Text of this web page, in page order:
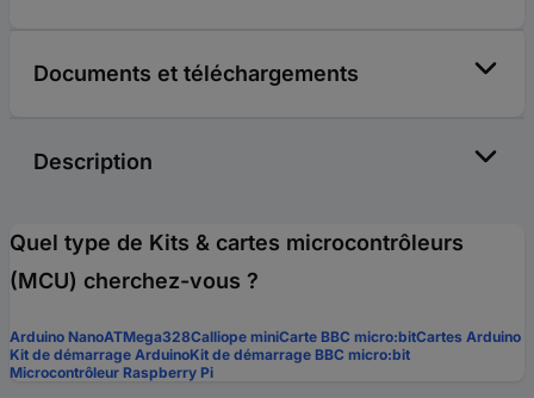
Documents et téléchargements
Description
Quel type de Kits & cartes microcontrôleurs
(MCU) cherchez-vous ?
Arduino NanoATMega328Calliope miniCarte BBC micro:bitCartes Arduino
Kit de démarrage ArduinoKit de démarrage BBC micro:bit
Microcontrôleur Raspberry Pi